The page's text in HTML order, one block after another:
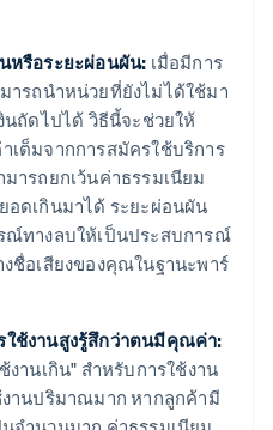
หรือระยะผ่อนผัน: เมื่อมีการ
ารถนำหน่วยที่ยังไม่ได้ใช้มา
นถัดไปได้ วิธีนี้จะช่วยให้
เต็มจากการสมัครใช้บริการ
ารถยกเว้นค่าธรรมเนียม
อดเกินมาได้ ระยะผ่อนผัน
ณ์ทางลบให้เป็นประสบการณ์
ชื่อเสียงของคุณในฐานะพาร์
ช้งานสูงรู้สึกว่าตนมีคุณค่า:
านเกิน" สําหรับการใช้งาน
านปริมาณมาก หากลูกค้ามี